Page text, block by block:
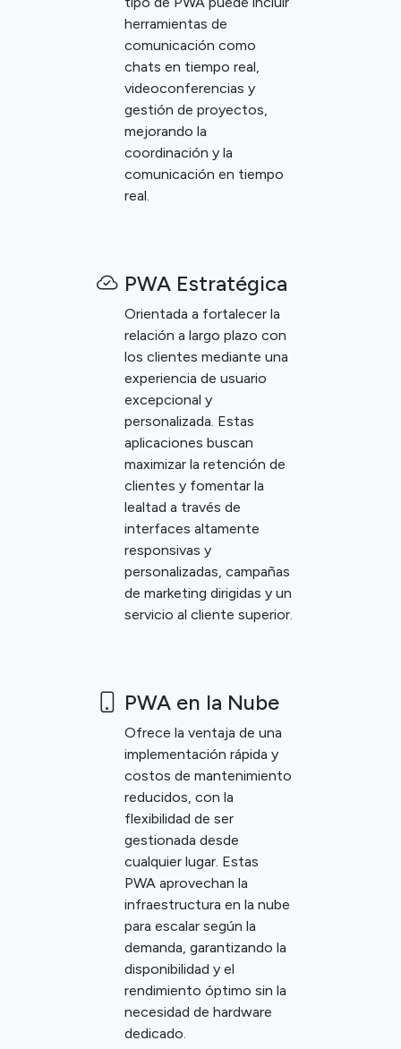
herramientas de
comunicación como
chats en tiempo real,
videoconferencias y
gestión de proyectos,
mejorando la
coordinación y la
comunicación en tiempo
real.
PWA Estratégica
Orientada a fortalecer la
relación a largo plazo con
los clientes mediante una
experiencia de usuario
excepcional y
personalizada. Estas
aplicaciones buscan
maximizar la retención de
clientes y fomentar la
lealtad a través de
interfaces altamente
responsivas y
personalizadas, campañas
de marketing dirigidas y un
servicio al cliente superior.
PWA en la Nube
Ofrece la ventaja de una
implementación rápida y
costos de mantenimiento
reducidos, con la
flexibilidad de ser
gestionada desde
cualquier lugar. Estas
PWA aprovechan la
infraestructura en la nube
para escalar según la
demanda, garantizando la
disponibilidad y el
rendimiento óptimo sin la
necesidad de hardware
dedicado.